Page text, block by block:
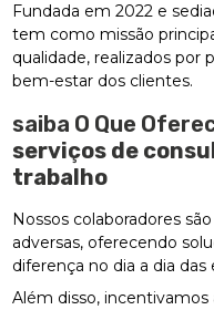
Fundada em 2022 e
tem como missão
qualidade, realizados
bem-estar dos clientes.
saiba O Que
serviços de
trabalho
Nossos colaboradores
adversas, oferecendo
diferença no dia a dia das
Além disso,